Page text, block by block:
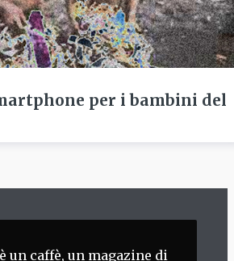
per i bambini del
un caffè, un magazine di